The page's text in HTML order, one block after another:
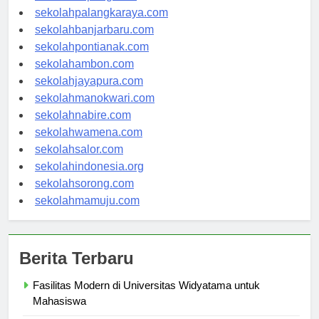
sekolahkupang.com
sekolahpalangkaraya.com
sekolahbanjarbaru.com
sekolahpontianak.com
sekolahambon.com
sekolahjayapura.com
sekolahmanokwari.com
sekolahnabire.com
sekolahwamena.com
sekolahsalor.com
sekolahindonesia.org
sekolahsorong.com
Berita Terbaru
Fasilitas Modern di Universitas Widyatama untuk